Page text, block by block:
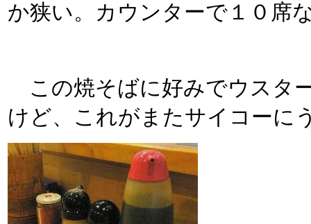
か狭い。カウンターで１０席
この焼そばに好みでウスタ
けど、これがまたサイコーに